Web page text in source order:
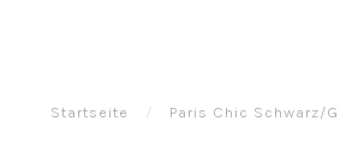
Startseite / Paris Chic Schwarz/